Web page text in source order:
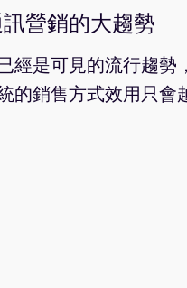
營銷的大趨勢
經是可見的流行趨
的銷售方式效用只